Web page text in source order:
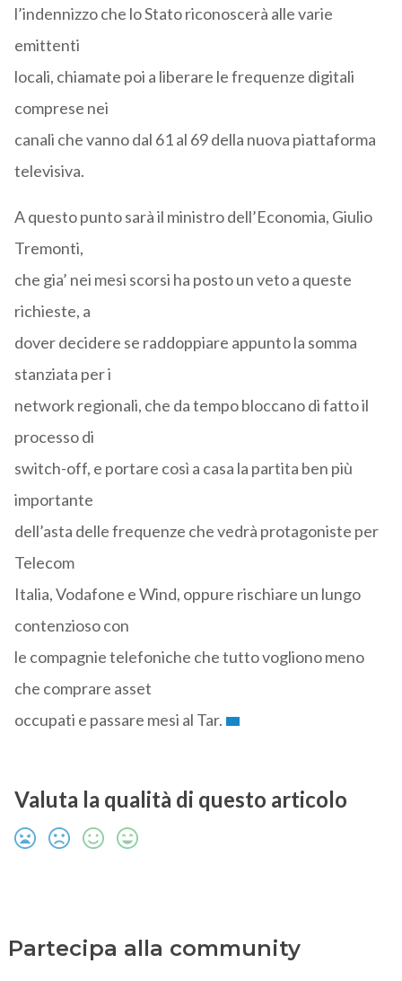
l’indennizzo che lo Stato riconoscerà alle varie
emittenti
locali, chiamate poi a liberare le frequenze digitali
comprese nei
canali che vanno dal 61 al 69 della nuova piattaforma
televisiva.
A questo punto sarà il ministro dell’Economia, Giulio
Tremonti,
che gia’ nei mesi scorsi ha posto un veto a queste
richieste, a
dover decidere se raddoppiare appunto la somma
stanziata per i
network regionali, che da tempo bloccano di fatto il
processo di
switch-off, e portare così a casa la partita ben più
importante
dell’asta delle frequenze che vedrà protagoniste per
Telecom
Italia, Vodafone e Wind, oppure rischiare un lungo
contenzioso con
le compagnie telefoniche che tutto vogliono meno
che comprare asset
occupati e passare mesi al Tar.
Valuta la qualità di questo articolo
Partecipa alla community